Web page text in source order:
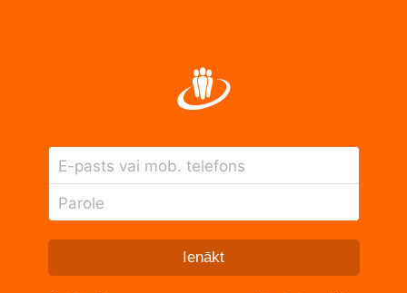
E-pasts vai mob. telefons
Parole
Ienākt